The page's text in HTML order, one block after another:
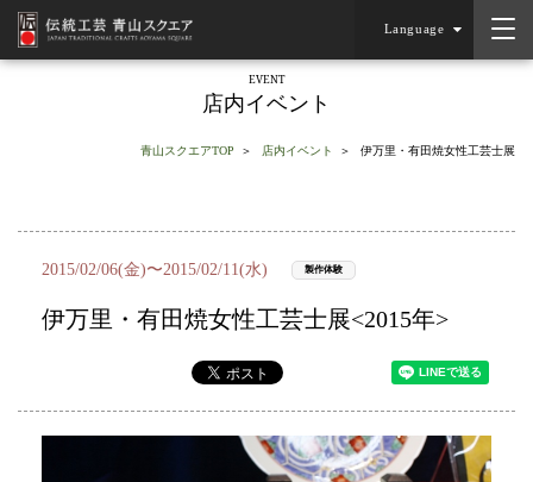
Language
EVENT
店内イベント
青山スクエアTOP 店内イベント 伊万里・有田焼女性工芸士展
2015/02/06(金)〜2015/02/11(水) 製作体験
伊万里・有田焼女性工芸士展<2015年>